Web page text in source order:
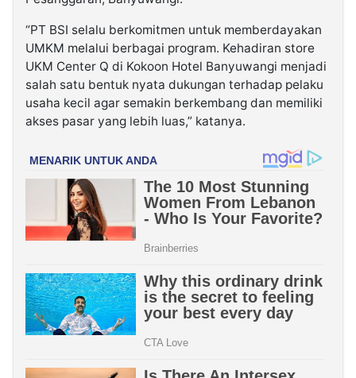
“PT BSI selalu berkomitmen untuk memberdayakan
UMKM melalui berbagai program. Kehadiran store
UKM Center Q di Kokoon Hotel Banyuwangi menjadi
salah satu bentuk nyata dukungan terhadap pelaku
usaha kecil agar semakin berkembang dan memiliki
akses pasar yang lebih luas,” katanya.